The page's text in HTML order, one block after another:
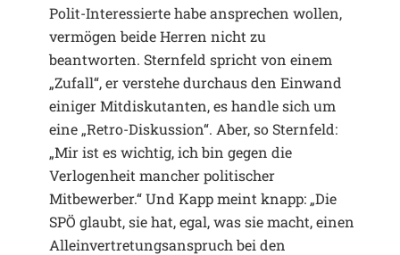
Polit-Interessierte habe ansprechen wollen,
vermögen beide Herren nicht zu
beantworten. Sternfeld spricht von einem
„Zufall“, er verstehe durchaus den Einwand
einiger Mitdiskutanten, es handle sich um
eine „Retro-Diskussion“. Aber, so Sternfeld:
„Mir ist es wichtig, ich bin gegen die
Verlogenheit mancher politischer
Mitbewerber.“ Und Kapp meint knapp: „Die
SPÖ glaubt, sie hat, egal, was sie macht, einen
Alleinvertretungsanspruch bei den